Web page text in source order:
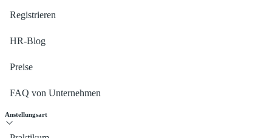
Registrieren
HR-Blog
Preise
FAQ von Unternehmen
Anstellungsart